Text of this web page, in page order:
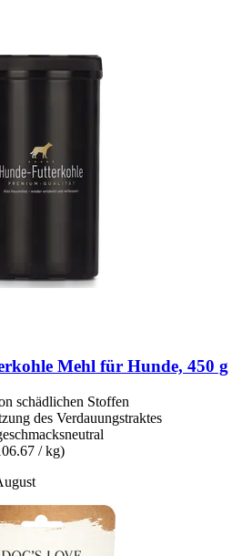
Mehl für Hunde, 450 g
schädlichen Stoffen
des Verdauungstraktes
/ kg)